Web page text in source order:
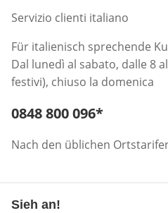
Servizio clienti italiano
Für italienisch sprechende
Dal lunedì al sabato, dalle 8
festivi), chiuso la domenica
Telefonnummer:
0848 800 096*
Nach den üblichen
Sieh an!